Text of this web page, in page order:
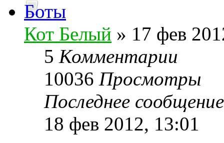
Боты
Кот Белый » 17 фев
5 Комментарии
10036 Просмотры
Последнее
18 фев 2012, 13:01